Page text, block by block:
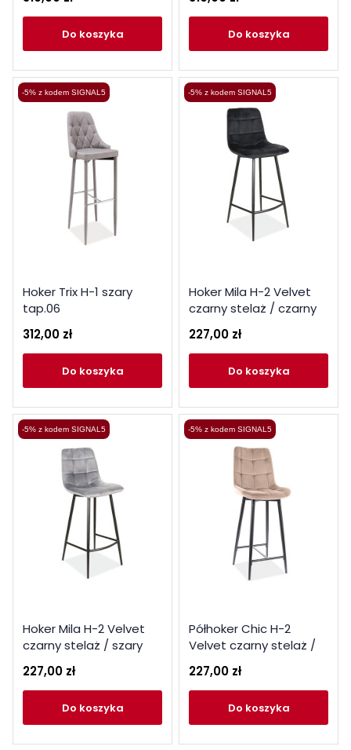
do koszyka do koszyka
-5% z kodem SIGNAL5
Hoker Trix H-1 szary
tap.06
312,00 zł
do koszyka
-5% z kodem SIGNAL5
Hoker Mila H-2 Velvet
czarny stelaż / czarny
Bluvel 19
227,00 zł
do koszyka
-5% z kodem SIGNAL5
Hoker Mila H-2 Velvet
czarny stelaż / szary
Bluvel 14
227,00 zł
do koszyka
-5% z kodem SIGNAL5
Półhoker Chic H-2
Velvet czarny stelaż /
beżowy Bluvel 28
227,00 zł
do koszyka